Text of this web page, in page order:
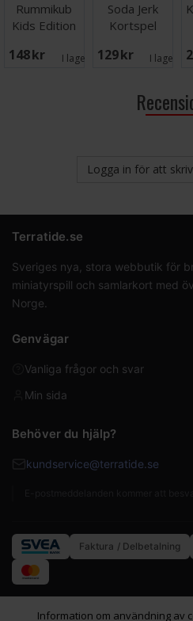
Rummikub
Kids Edition
148 SEK I lager:
Soda Jerk
Kortspel
129 SEK I lager: 1
Logga in för att
Terratide.se
Sveriges nya, stora webbutik för
miniatyrspill och samlarkort med
Norge.
Genvägar
Vanliga frågor och svar
Min sida
Behöver du hjälp?
kundservice@terratide.se
Faktura / Delbetalning
Information om användning av